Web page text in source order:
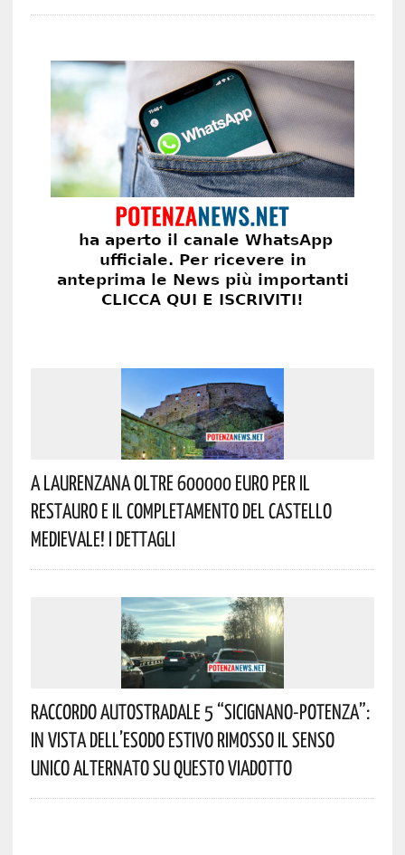
A Laurenzana Oltre 600000 Euro Per Il
Restauro E Il Completamento Del Castello
Medievale! I Dettagli
Raccordo Autostradale 5 “Sicignano-Potenza”:
In Vista Dell’esodo Estivo Rimosso Il Senso
Unico Alternato Su Questo Viadotto